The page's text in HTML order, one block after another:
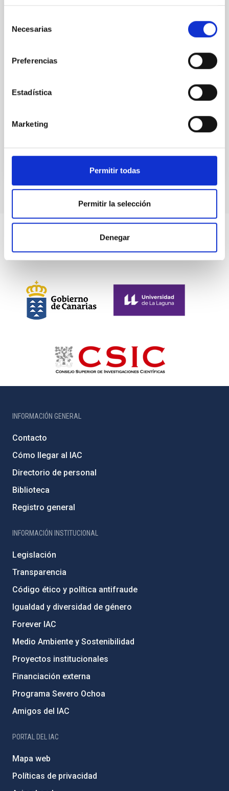
Necesarias
Preferencias
Estadística
Marketing
Permitir todas
Permitir la selección
Denegar
Adenda al Convenio de colaboración entre
el IAC, Fundación CajaCanarias y Fundación
La Caixa para el programa internacional de
El objeto es la adhesión de la Fundación CajaCanarias
2013 con la finalidad de colaborar conjuntamente en
el desarrollo del “Programa Internacional
No vigente
INFORMACIÓN GENERAL
Contacto
Cómo llegar al IAC
Directorio de personal
Biblioteca
Registro general
INFORMACIÓN INSTITUCIONAL
Legislación
Transparencia
Código ético y política antifraude
Igualdad y diversidad de género
Forever IAC
Medio Ambiente y Sostenibilidad
Proyectos institucionales
Financiación externa
Programa Severo Ochoa
Amigos del IAC
PORTAL DEL IAC
Mapa web
Políticas de privacidad